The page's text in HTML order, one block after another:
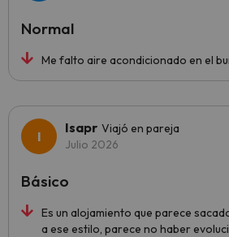
Me falto aire acondicionado en el
Normal
Isapr Viajó en pareja
Julio 2026
Es un alojamiento que parece
a ese estilo, parece no haber
Básico